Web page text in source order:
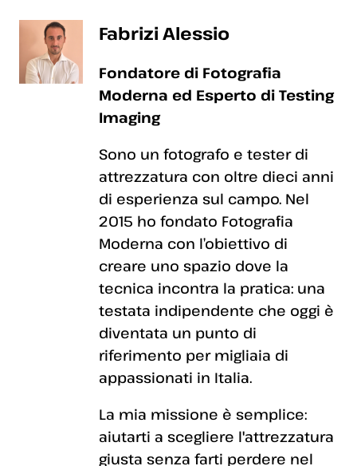
Fabrizi Alessio
Fondatore di Fotografia
Moderna ed Esperto di Testing
Imaging
Sono un fotografo e tester di
attrezzatura con oltre dieci anni
di esperienza sul campo. Nel
2015 ho fondato Fotografia
Moderna con l’obiettivo di
creare uno spazio dove la
tecnica incontra la pratica: una
testata indipendente che oggi è
diventata un punto di
riferimento per migliaia di
appassionati in Italia.
La mia missione è semplice:
aiutarti a scegliere l'attrezzatura
giusta senza farti perdere nel